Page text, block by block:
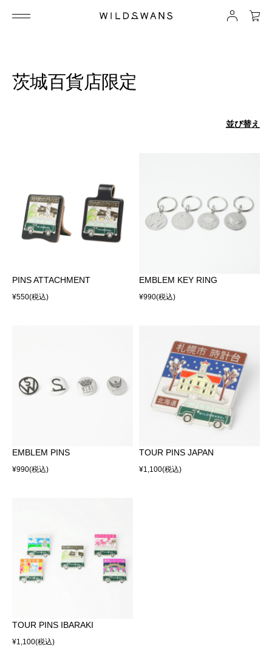
茨城百貨店限定
並び替え
PINS ATTACHMENT
¥550(税込)
EMBLEM KEY RING
¥990(税込)
EMBLEM PINS
¥990(税込)
TOUR PINS JAPAN
¥1,100(税込)
TOUR PINS IBARAKI
¥1,100(税込)